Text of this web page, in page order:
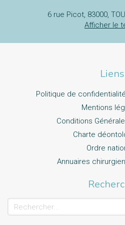
6 rue Picot, 83000,
Afficher le
Liens
Politique de
Mentions
Conditions
Charte
Ordre
Annuaires
Rechercher